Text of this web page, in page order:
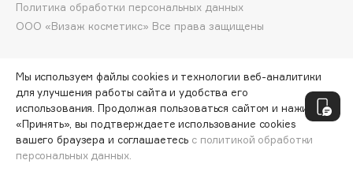
Dr. Vranjes Firenze
Dr.Althea
Dr.Jart+
DSD de Luxe
Dyson
ДОБАВИТЬ В КОРЗИНУ
ООО «Визаж косметикс» Все права защищены
Политика обработки персональных данных
Мы используем файлы cookies и технологии веб-аналитики
для улучшения работы сайта и удобства его
использования. Продолжая пользоваться сайтом и нажимая
«Принять», вы подтверждаете использование cookies
вашего браузера и соглашаетесь с политикой обработки
персональных данных.